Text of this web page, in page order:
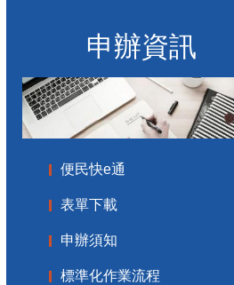
申辦資訊
便民快e通
表單下載
申辦須知
標準化作業流程